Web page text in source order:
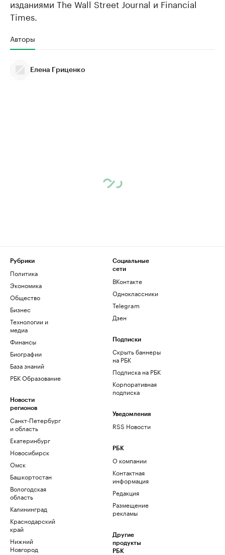
изданиями The Wall Street Journal и Financial
Times.
Авторы
Елена Гриценко
Рубрики
Политика
Экономика
Общество
Бизнес
Технологии и
медиа
Финансы
Биографии
База знаний
РБК Образование
Новости
регионов
Санкт-Петербург
и область
Екатеринбург
Новосибирск
Омск
Башкортостан
Вологодская
область
Калининград
Краснодарский
край
Нижний
Новгород
Социальные
сети
ВКонтакте
Одноклассники
Telegram
Дзен
Подписки
Скрыть баннеры
на РБК
Подписка на РБК
Корпоративная
подписка
Уведомления
RSS Новости
РБК
О компании
Контактная
информация
Редакция
Размещение
рекламы
Другие
продукты
РБК